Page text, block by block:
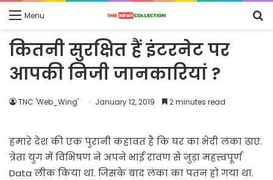
Menu
कितनी सुरक्षित हैं इंटरनेट पर
आपकी निजी जानकारियां ?
TNC 'Web_Wing' January 12, 2019 2 minutes read
हमारे देश की एक पुरानी कहावत है कि घर का भेदी लंका ढाए.
त्रेता युग में विभिषण ने अपने भाई रावण से जुड़ा महत्त्वपूर्ण
Data लीक किया था. जिसके बाद लंका का पतन हो गया था.